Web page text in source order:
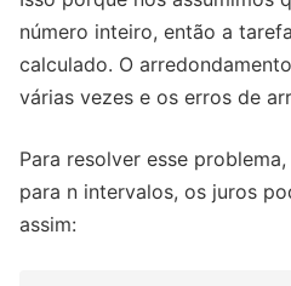
número inteiro, então a
calculado. O
várias vezes e os erros de
Para resolver esse
para n intervalos, os juros
assim: